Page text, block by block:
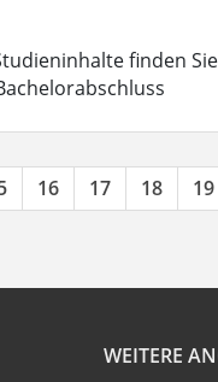
finden
16 17 18 19
WEITERE